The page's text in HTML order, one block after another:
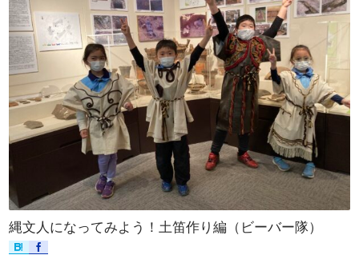
縄文人になってみよう！土笛作り編（ビーバー隊）